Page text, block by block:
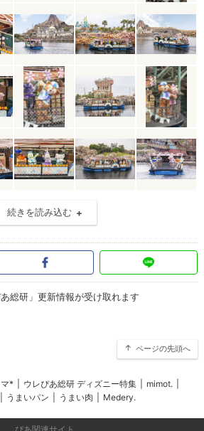
続きを読み込む
総研」更新情報が受け取れます
ページの先頭へ
* ウレぴあ総研 ディズニー特集 mimot.
うまいパン うまい肉 Medery.